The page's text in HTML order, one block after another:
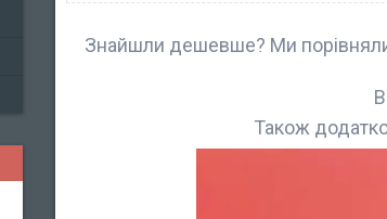
Знайшли дешевше? Ми порівняли
Також